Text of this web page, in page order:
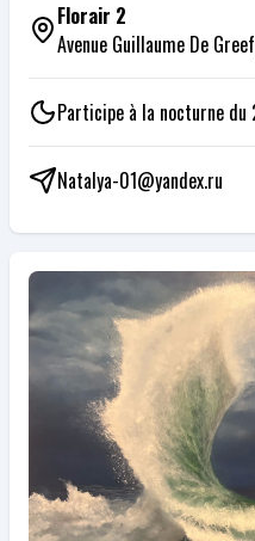
Florair 2
Avenue Guillaume De
Participe à la nocturne
Natalya-01@yandex.ru